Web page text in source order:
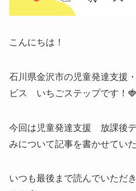
こんにちは！
石川県金沢市の児童発達支援
ビス いちごステップです！🍓
今回は児童発達支援 放課後
みについて記事を書かせてい
いつも最後まで読んでいただ